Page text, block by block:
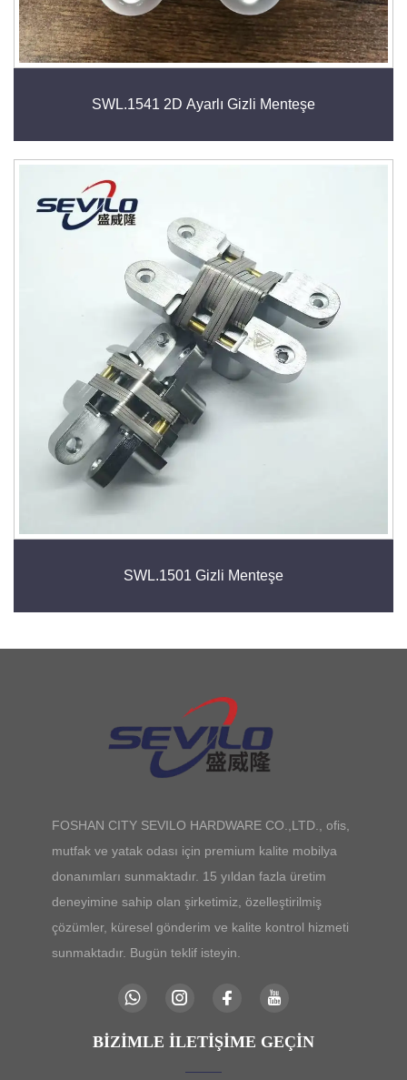
SWL.1541 2D Ayarlı Gizli Menteşe
SWL.1501 Gizli Menteşe
FOSHAN CITY SEVILO HARDWARE CO.,LTD., ofis,
mutfak ve yatak odası için premium kalite mobilya
donanımları sunmaktadır. 15 yıldan fazla üretim
deneyimine sahip olan şirketimiz, özelleştirilmiş
çözümler, küresel gönderim ve kalite kontrol hizmeti
sunmaktadır. Bugün teklif isteyin.
BIZIMLE İLETIŞIME GEÇIN